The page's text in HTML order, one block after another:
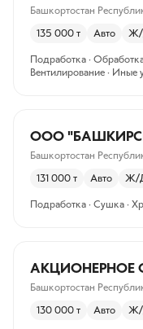
Башкортостан
135 000 т Авто
Подработка ·
Вентилирование · Иные
ООО
Башкортостан
131 000 т Авто Ж/
Подработка · Сушка ·
АКЦИОНЕРНОЕ
Башкортостан
130 000 т Авто